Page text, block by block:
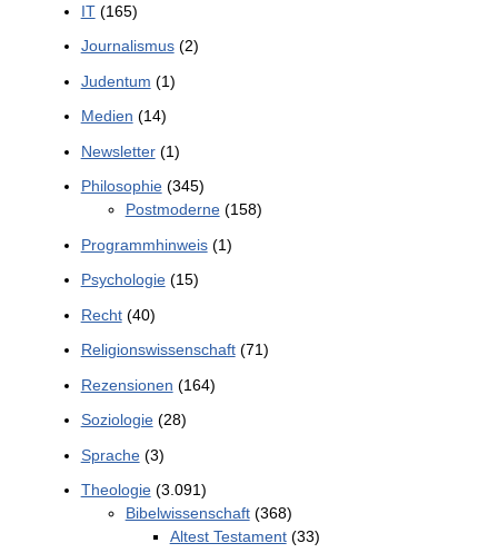
IT(165)
Journalismus(2)
Judentum (1)
Medien (14)
Newsletter(1)
Philosophie(345)
Postmoderne(158)
Programmhinweis(1)
Psychologie(15)
Recht(40)
Religionswissenschaft(71)
Rezensionen (164)
Soziologie(28)
Sprache(3)
Theologie(3.091)
Bibelwissenschaft(368)
Altest Testament(33)